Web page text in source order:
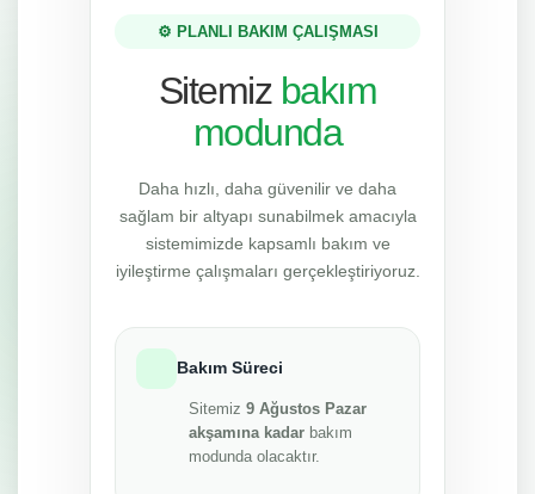
⚙️ PLANLI BAKIM ÇALIŞMASI
Sitemiz bakım
modunda
Daha hızlı, daha güvenilir ve daha
sağlam bir altyapı sunabilmek amacıyla
sistemimizde kapsamlı bakım ve
iyileştirme çalışmaları gerçekleştiriyoruz.
Bakım Süreci
Sitemiz 9 Ağustos Pazar
akşamına kadar bakım
modunda olacaktır.